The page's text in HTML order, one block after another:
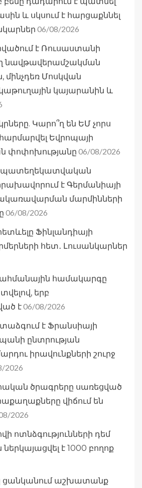
և սկսում է հարցաքննել
06/08/2026
է Ռուսաստանի
նավթավերամշակման
մինչդեռ Մոսկվան
կայարանին և
Կարո՞ղ են ԵՄ չորս
Եվրոպայի
06/08/2026
է Գերմանիայի
մարմինների
06/08/2026
Ֆինլանդիայի
հետ․ Լուսանկարներ
համակարգը
երբ
է06/08/2026
է Ֆրանսիայի
ընտրության
իրավունքների շուրջ
2026
ծրագրերը սառեցված
վիճում են
2026
ոտնձգությունների դեմ
է 1000 բողոք
ցանկանում աշխատանք